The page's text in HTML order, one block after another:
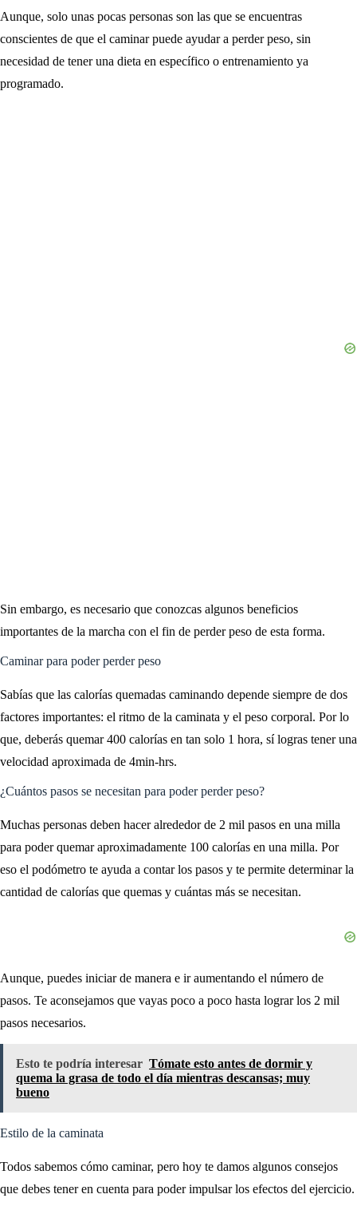
Aunque, solo unas pocas personas son las que se encuentras
conscientes de que el caminar puede ayudar a perder peso, sin
necesidad de tener una dieta en específico o entrenamiento ya
programado.
Sin embargo, es necesario que conozcas algunos beneficios
importantes de la marcha con el fin de perder peso de esta forma.
Caminar para poder perder peso
Sabías que las calorías quemadas caminando depende siempre de dos
factores importantes: el ritmo de la caminata y el peso corporal. Por lo
que, deberás quemar 400 calorías en tan solo 1 hora, sí logras tener una
velocidad aproximada de 4min-hrs.
¿Cuántos pasos se necesitan para poder perder peso?
Muchas personas deben hacer alrededor de 2 mil pasos en una milla
para poder quemar aproximadamente 100 calorías en una milla. Por
eso el podómetro te ayuda a contar los pasos y te permite determinar la
cantidad de calorías que quemas y cuántas más se necesitan.
Aunque, puedes iniciar de manera e ir aumentando el número de
pasos. Te aconsejamos que vayas poco a poco hasta lograr los 2 mil
pasos necesarios.
Esto te podría interesar Tómate esto antes de dormir y
quema la grasa de todo el día mientras descansas; muy
bueno
Estilo de la caminata
Todos sabemos cómo caminar, pero hoy te damos algunos consejos
que debes tener en cuenta para poder impulsar los efectos del ejercicio.